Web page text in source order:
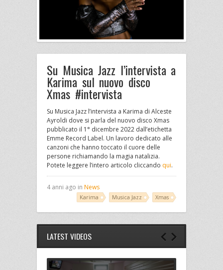
Su Musica Jazz l’intervista a
Karima sul nuovo disco
Xmas #intervista
Su Musica Jazz l’intervista a Karima di Alceste
Ayroldi dove si parla del nuovo disco Xmas
pubblicato il 1° dicembre 2022 dall’etichetta
Emme Record Label. Un lavoro dedicato alle
canzoni che hanno toccato il cuore delle
persone richiamando la magia natalizia.
Potete leggere l’intero articolo cliccando qui.
4 anni ago in News
Karima Musica Jazz Xmas
LATEST VIDEOS